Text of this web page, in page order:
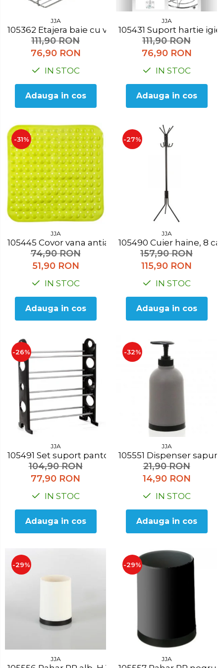
JJA
105362 Etajera baie cu ventuza
111,90 RON
76,90 RON
IN STOC
Adauga in cos
JJA
105431 Suport hartie
111,90 RON
76,90 RON
IN STOC
Adauga in cos
-31%
JJA
105445 Covor vana antialunecare verde
74,90 RON
51,90 RON
IN STOC
Adauga in cos
-27%
JJA
105490 Cuier haine, 8
157,90 RON
115,90 RON
IN STOC
Adauga in cos
-26%
JJA
105491 Set suport pantofi, 65x20x64 cm
104,90 RON
77,90 RON
IN STOC
Adauga in cos
-32%
JJA
105551 Dispenser
21,90 RON
14,90 RON
IN STOC
Adauga in cos
-29%
JJA
-29%
JJA